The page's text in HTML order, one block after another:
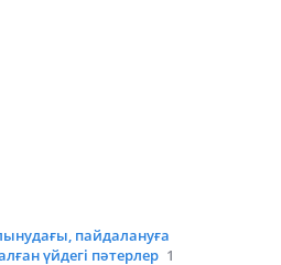
пайдалануға
үйдегі пәтерлер 1